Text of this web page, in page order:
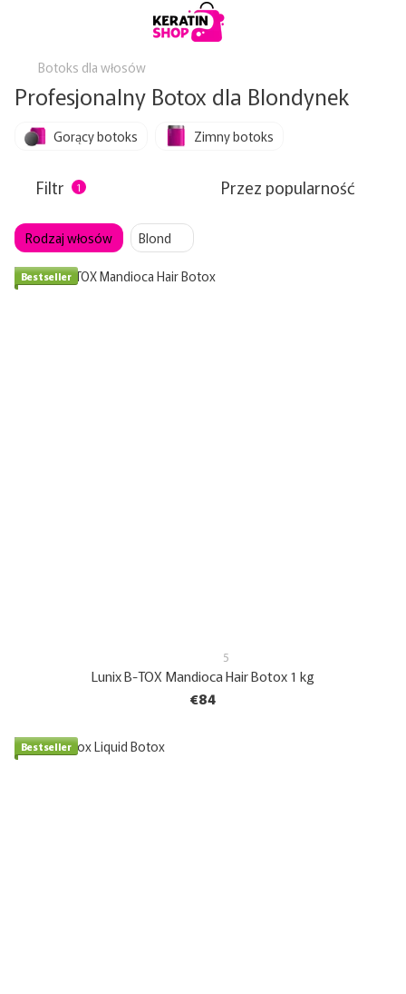
Botoks dla włosów
Profesjonalny Botox dla Blondynek
Gorący botoks Zimny botoks
Filtr 1 Przez popularność
Rodzaj włosów Blond
Bestseller
5
Lunix B-TOX Mandioca Hair Botox 1 kg
€84
Bestseller